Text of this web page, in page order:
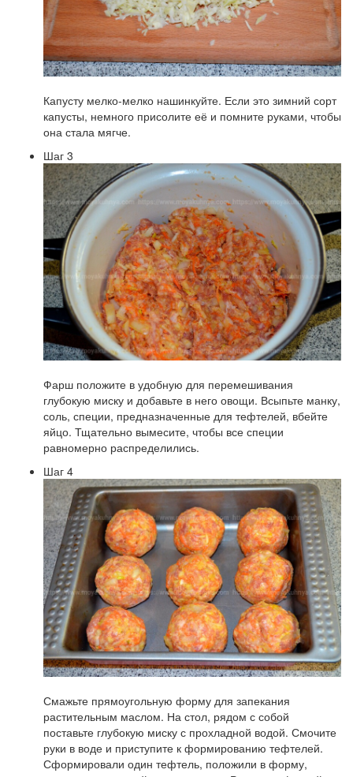
Капусту мелко-мелко нашинкуйте. Если это зимний сорт
капусты, немного присолите её и помните руками, чтобы
она стала мягче.
Шаг 3
Фарш положите в удобную для перемешивания
глубокую миску и добавьте в него овощи. Всыпьте манку,
соль, специи, предназначенные для тефтелей, вбейте
яйцо. Тщательно вымесите, чтобы все специи
равномерно распределились.
Шаг 4
Смажьте прямоугольную форму для запекания
растительным маслом. На стол, рядом с собой
поставьте глубокую миску с прохладной водой. Смочите
руки в воде и приступите к формированию тефтелей.
Сформировали один тефтель, положили в форму,